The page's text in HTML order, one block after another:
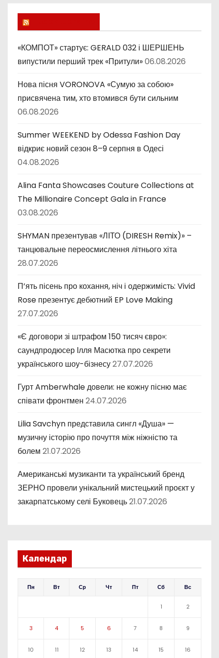
к
и
«КОМПОТ» стартує: GERALD 032 і ШЕРШЕНЬ
випустили перший трек «Притули»06.08.2026
Нова пісня VORONOVA «Сумую за собою»
присвячена тим, хто втомився бути сильним
06.08.2026
Summer WEEKEND by Odessa Fashion Day
відкриє новий сезон 8–9 серпня в Одесі
04.08.2026
Alina Fanta Showcases Couture Collections at
The Millionaire Concept Gala in France
03.08.2026
SHYMAN презентував «ЛІТО (DIRESH Remix)» –
танцювальне переосмислення літнього хіта
28.07.2026
П’ять пісень про кохання, ніч і одержимість: Vivid
Rose презентує дебютний EP Love Making
27.07.2026
«Є договори зі штрафом 150 тисяч євро»:
саундпродюсер Ілля Масютка про секрети
українського шоу-бізнесу27.07.2026
Гурт Amberwhale довели: не кожну пісню має
співати фронтмен 24.07.2026
Lilia Savchyn представила сингл «Душа» —
музичну історію про почуття між ніжністю та
болем 21.07.2026
Американські музиканти та український бренд
ЗЕРНО провели унікальний мистецький проєкт у
закарпатському селі Буковець21.07.2026
Календар
Пн Вт Ср Чт Пт Сб Вс
1 2
3 4 5 6 7 8 9
10 11 12 13 14 15 16